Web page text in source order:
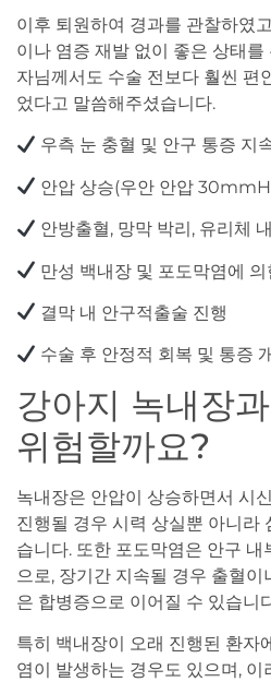
이후 퇴원하여 경과를 관찰하였
이나 염증 재발 없이 좋은 상태
자님께서도 수술 전보다 훨씬 편
었다고 말씀해주셨습니다.
우측 눈 충혈 및 안구 통증 지
안압 상승(우안 안압
안방출혈, 망막 박리, 유리체
만성 백내장 및 포도막염에
결막 내 안구적출술 진행
수술 후 안정적 회복 및 통증
강아지 녹내장
위험할까요?
녹내장은 안압이 상승하면서 시
진행될 경우 시력 상실뿐 아니라
습니다. 또한 포도막염은 안구
으로, 장기간 지속될 경우 출혈
은 합병증으로 이어질 수 있습니
특히 백내장이 오래 진행된 환자
염이 발생하는 경우도 있으며,